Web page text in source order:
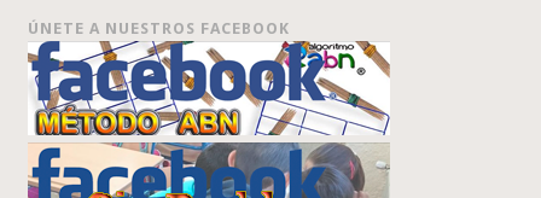
ÚNETE A NUESTROS FACEBOOK